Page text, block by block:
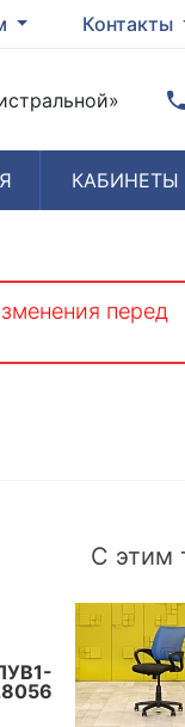
Контакты
КАБИНЕТЫ
перед
С этим